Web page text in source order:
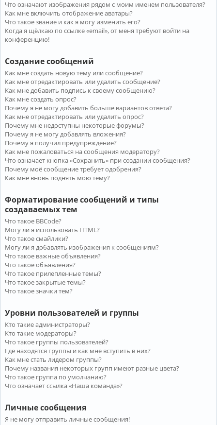
Что означают изображения рядом с моим именем пользователя?
Как мне включить отображение аватары?
Что такое звание и как я могу изменить его?
Когда я щёлкаю по ссылке «email», от меня требуют войти на
конференцию!
Создание сообщений
Как мне создать новую тему или сообщение?
Как мне отредактировать или удалить сообщение?
Как мне добавить подпись к своему сообщению?
Как мне создать опрос?
Почему я не могу добавить больше вариантов ответа?
Как мне отредактировать или удалить опрос?
Почему мне недоступны некоторые форумы?
Почему я не могу добавлять вложения?
Почему я получил предупреждение?
Как мне пожаловаться на сообщения модератору?
Что означает кнопка «Сохранить» при создании сообщения?
Почему моё сообщение требует одобрения?
Как мне вновь поднять мою тему?
Форматирование сообщений и типы
создаваемых тем
Что такое BBCode?
Могу ли я использовать HTML?
Что такое смайлики?
Могу ли я добавлять изображения к сообщениям?
Что такое важные объявления?
Что такое объявления?
Что такое прилепленные темы?
Что такое закрытые темы?
Что такое значки тем?
Уровни пользователей и группы
Кто такие администраторы?
Кто такие модераторы?
Что такое группы пользователей?
Где находятся группы и как мне вступить в них?
Как мне стать лидером группы?
Почему названия некоторых групп имеют разные цвета?
Что такое группа по умолчанию?
Что означает ссылка «Наша команда»?
Личные сообщения
Я не могу отправить личные сообщения!